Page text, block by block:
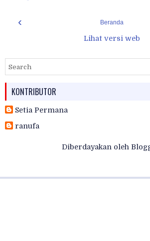
‹ Beranda
Lihat versi web
KONTRIBUTOR
Setia Permana
ranufa
Diberdayakan oleh